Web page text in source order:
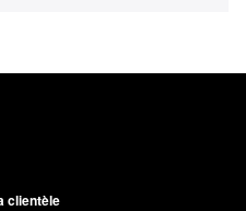
clientèle